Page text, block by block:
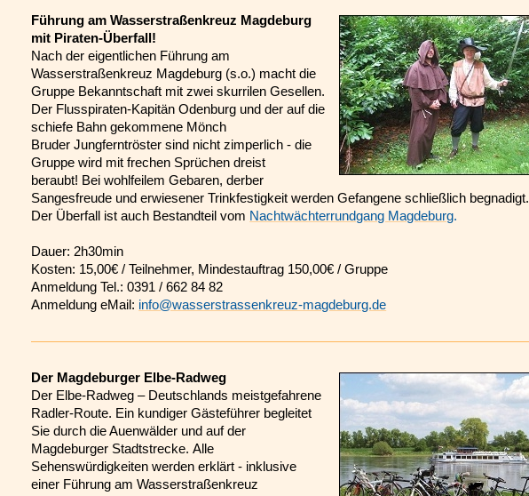
Führung am Wasserstraßenkreuz Magdeburg
mit Piraten-Überfall!
Nach der eigentlichen Führung am
Wasserstraßenkreuz Magdeburg (s.o.) macht die
Gruppe Bekanntschaft mit zwei skurrilen Gesellen.
Der Flusspiraten-Kapitän Odenburg und der auf die
schiefe Bahn gekommene Mönch
Bruder Jungferntröster sind nicht zimperlich - die
Gruppe wird mit frechen Sprüchen dreist
beraubt! Bei wohlfeilem Gebaren, derber
Sangesfreude und erwiesener Trinkfestigkeit werden Gefangene schließlich begnadigt.
Der Überfall ist auch Bestandteil vom Nachtwächterrundgang Magdeburg.
Dauer: 2h30min
Kosten: 15,00€ / Teilnehmer, Mindestauftrag 150,00€ / Gruppe
Anmeldung Tel.: 0391 / 662 84 82
Anmeldung eMail: info@wasserstrassenkreuz-magdeburg.de
Der Magdeburger Elbe-Radweg
Der Elbe-Radweg – Deutschlands meistgefahrene
Radler-Route. Ein kundiger Gästeführer begleitet
Sie durch die Auenwälder und auf der
Magdeburger Stadtstrecke. Alle
Sehenswürdigkeiten werden erklärt - inklusive
einer Führung am Wasserstraßenkreuz